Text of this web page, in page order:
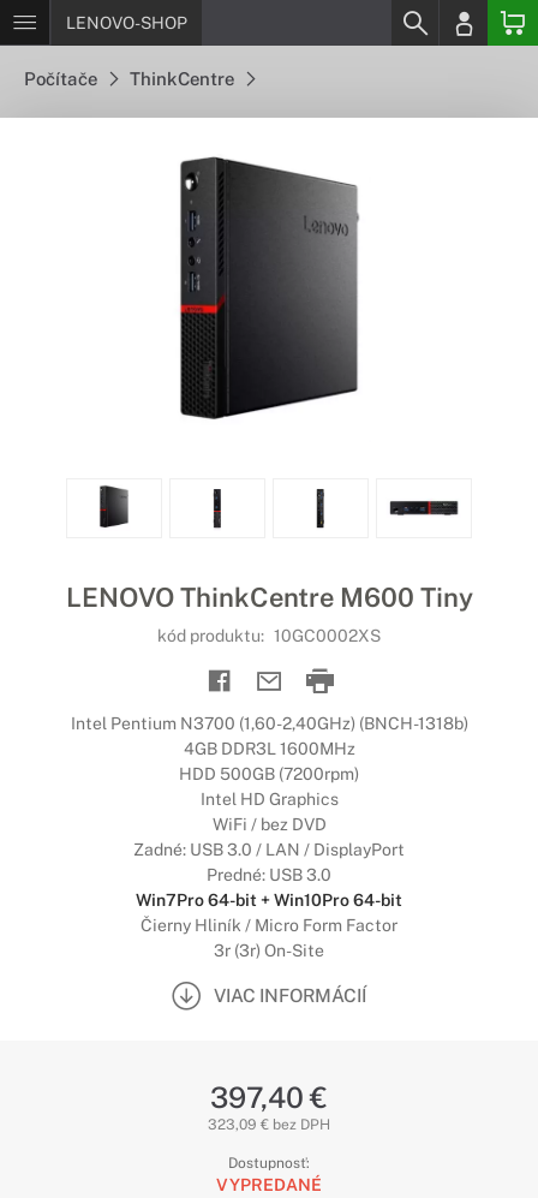
LENOVO-SHOP
Počítače ThinkCentre
LENOVO ThinkCentre M600 Tiny
kód produktu: 10GC0002XS
Intel Pentium N3700 (1,60-2,40GHz) (BNCH-1318b)
4GB DDR3L 1600MHz
HDD 500GB (7200rpm)
Intel HD Graphics
WiFi / bez DVD
Zadné: USB 3.0 / LAN / DisplayPort
Predné: USB 3.0
Win7Pro 64-bit + Win10Pro 64-bit
Čierny Hliník / Micro Form Factor
3r (3r) On-Site
VIAC INFORMÁCIÍ
397,40 €
323,09 € bez DPH
Dostupnosť:
VYPREDANÉ